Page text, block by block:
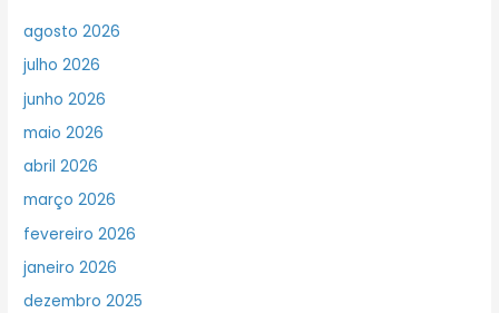
agosto 2026
julho 2026
junho 2026
maio 2026
abril 2026
março 2026
fevereiro 2026
janeiro 2026
dezembro 2025